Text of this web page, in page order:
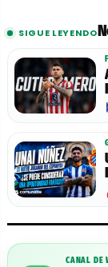
SIGUE LEYENDO
CANAL DE